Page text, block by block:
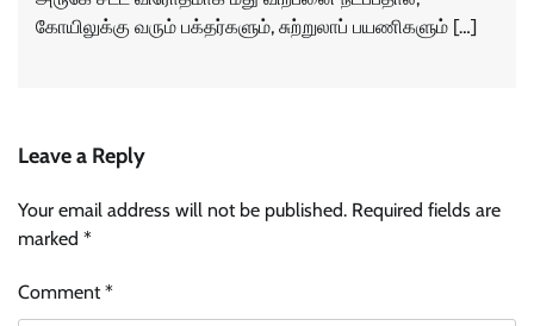
கோயிலுக்கு வரும் பக்தர்களும், சுற்றுலாப் பயணிகளும் […]
Leave a Reply
Your email address will not be published. Required fields are
marked *
Comment*